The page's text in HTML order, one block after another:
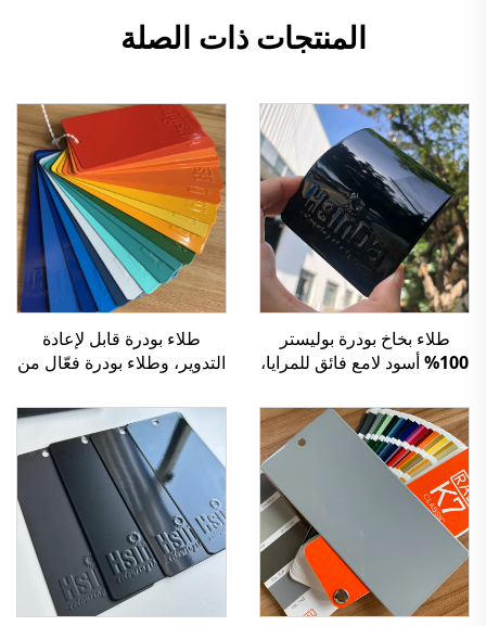
المنتجات ذات الصلة
طلاء بخاخ بودرة بوليستر
100% أسود لامع فائق للمرايا،
طلاء بودرة قابل لإعادة
التدوير، وطلاء بودرة فعّال من
لتطبيق الرش